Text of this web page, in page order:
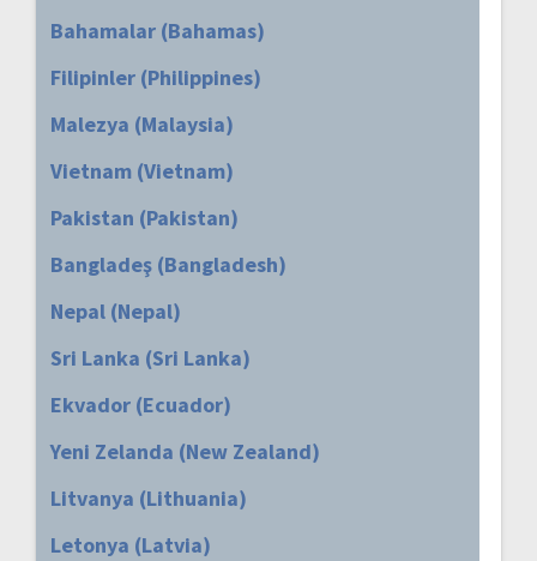
Bahamalar (Bahamas)
Filipinler (Philippines)
Malezya (Malaysia)
Vietnam (Vietnam)
Pakistan (Pakistan)
Bangladeş (Bangladesh)
Nepal (Nepal)
Sri Lanka (Sri Lanka)
Ekvador (Ecuador)
Yeni Zelanda (New Zealand)
Litvanya (Lithuania)
Letonya (Latvia)